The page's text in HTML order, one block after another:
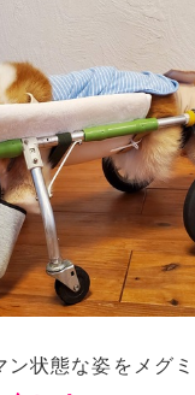
ン状態な姿をメグ